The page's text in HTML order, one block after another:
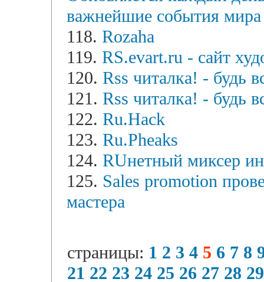
важнейшие события
118. Rozaha
119. RS.evart.ru - сайт
120. Rss читалка! - будь
121. Rss читалка! - будь
122. Ru.Hack
123. Ru.Pheaks
124. RUнетный миксер
125. Sales promotion
мастера
страницы: 1 2 3 4 5 6 7 8
21 22 23 24 25 26 27 28 29